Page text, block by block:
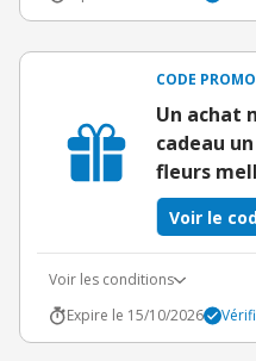
CODE PROMO
Un achat
cadeau
fleurs
Voir le
Voir les conditions
Expire le 15/10/2026